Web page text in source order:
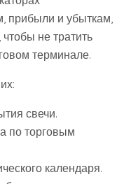
прибыли и убыткам,
не тратить
терминале.
свечи.
по торговым
календаря.